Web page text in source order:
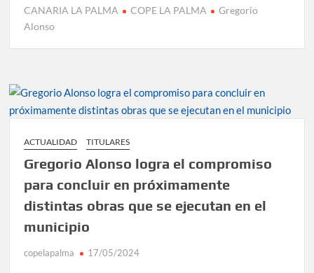
CANARIA LA PALMA
COPE LA PALMA
Gregorio
Alonso
ACTUALIDAD TITULARES
Gregorio Alonso logra el compromiso
para concluir en próximamente
distintas obras que se ejecutan en el
municipio
copelapalma 17/05/2024